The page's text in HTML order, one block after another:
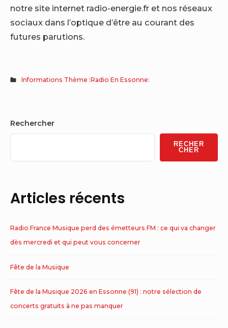
notre site internet radio-energie.fr et nos réseaux
sociaux dans l’optique d’être au courant des
futures parutions.
Informations Thème :Radio En Essonne:
Sidebar
Widget
Area
Rechercher
RECHER
CHER
Articles récents
Radio France Musique perd des émetteurs FM : ce qui va changer
dès mercredi et qui peut vous concerner
Fête de la Musique
Fête de la Musique 2026 en Essonne (91) : notre sélection de
concerts gratuits à ne pas manquer